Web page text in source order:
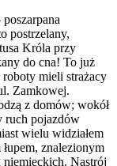
postrzelany,
Króla przy
do cna! To już
mieli strażacy
Zamkowej.
z domów; wokół
ruch pojazdów
wielu widziałem
znalezionym
niemieckich. Nastrój